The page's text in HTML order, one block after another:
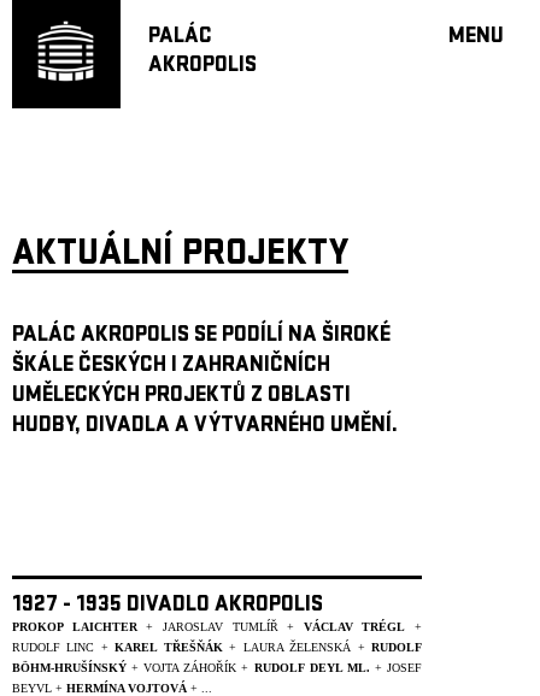
PALÁC
AKROPOLIS
MENU
AKTUÁLNÍ PROJEKTY
PALÁC AKROPOLIS SE PODÍLÍ NA ŠIROKÉ
ŠKÁLE ČESKÝCH I ZAHRANIČNÍCH
UMĚLECKÝCH PROJEKTŮ Z OBLASTI
HUDBY, DIVADLA A VÝTVARNÉHO UMĚNÍ.
1927 - 1935 DIVADLO AKROPOLIS
PROKOP LAICHTER+ JAROSLAV TUMLÍŘ + VÁCLAV TRÉGL +
RUDOLF LINC +KAREL TŘEŠŇÁK + LAURA ŽELENSKÁ +RUDOLF
BÖHM-HRUŠÍNSKÝ + VOJTA ZÁHOŘÍK + RUDOLF DEYL ML. +JOSEF
BEYVL + HERMÍNA VOJTOVÁ + ...